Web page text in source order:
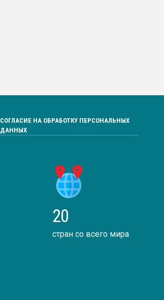
СОГЛАСИЕ НА ОБРАБОТКУ ПЕРСОНАЛЬНЫХ
ДАННЫХ
20
стран со всего мира